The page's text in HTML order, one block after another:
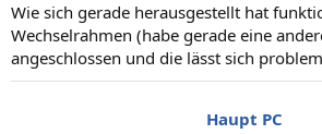
Wie sich gerade herausgestellt hat
Wechselrahmen (habe gerade eine
angeschlossen und die lässt sich
Haupt PC